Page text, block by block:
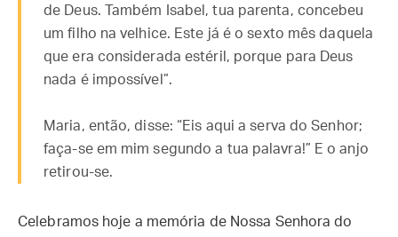
de Deus. Também Isabel, tua parenta, concebeu
um filho na velhice. Este já é o sexto mês daquela
que era considerada estéril, porque para Deus
nada é impossível”.
Maria, então, disse: “Eis aqui a serva do Senhor;
faça-se em mim segundo a tua palavra!” E o anjo
retirou-se.
Celebramos hoje a memória de Nossa Senhora do